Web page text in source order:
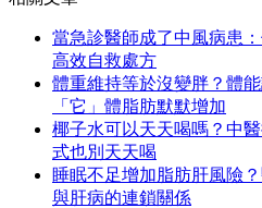
當急診醫師成了中風病患
高效自救處方
體重維持等於沒變胖？體
「它」體脂肪默默增加
椰子水可以天天喝嗎？中
式也別天天喝
睡眠不足增加脂肪肝風險
與肝病的連鎖關係